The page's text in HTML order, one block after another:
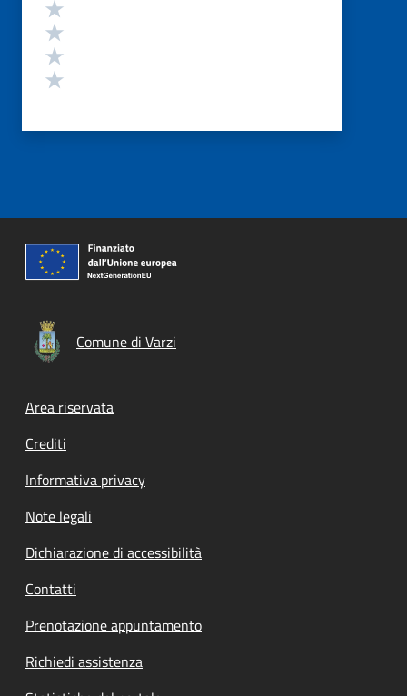
Comune di Varzi
Footer menu
Area riservata
Crediti
Informativa privacy
Note legali
Dichiarazione di accessibilità
Contatti
Prenotazione appuntamento
Richiedi assistenza